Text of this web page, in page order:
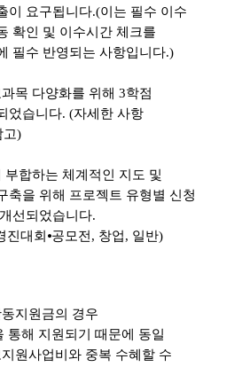
이 요구됩니다.(이는 필수 이수
확인 및 이수시간 체크를
필수 반영되는 사항입니다.)
목 다양화를 위해 3학점
었습니다. (자세한 사항
고)
부합하는 체계적인 지도 및
축을 위해 프로젝트 유형별 신청
선되었습니다.
진대회 ⦁공모전, 창업, 일반)
지원금의 경우
통해 지원되기 때문에 동일
원사업비와 중복 수혜할 수